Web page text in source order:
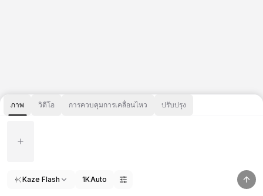
ภาพ วิดีโอ การควบคุมการเคลื่อนไหว ปรับปรุง
Kaze Flash 1KAuto